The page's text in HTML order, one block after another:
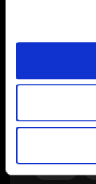
955
970